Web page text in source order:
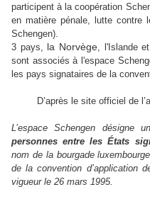
participent à la coopération
en matière pénale, lutte contre
Schengen).
3 pays, la Norvège, l'Islande et
sont associés à l'espace
les pays signataires de la
D’après le site officiel de
L’espace Schengen désigne
personnes entre les États
nom de la bourgade
de la convention d’application
vigueur le 26 mars 1995.